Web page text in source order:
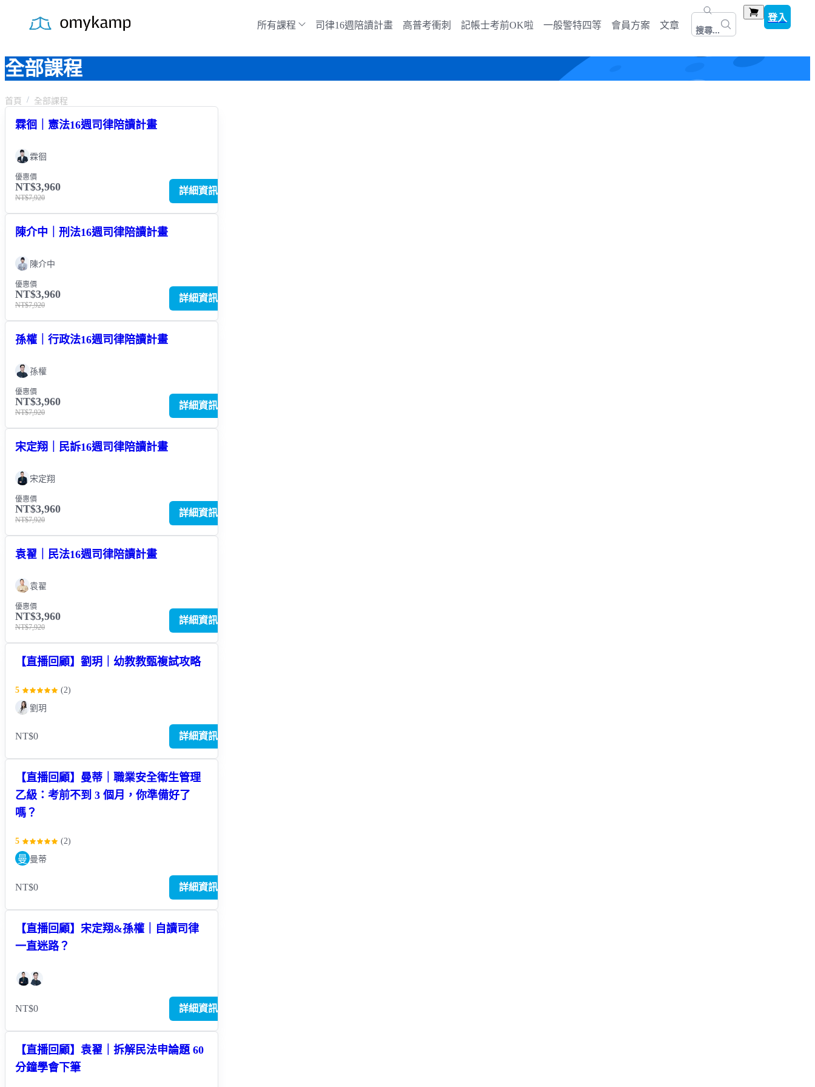
所有課程 司律16週陪讀計畫 高普考衝刺 記帳士考前OK啦 一般警特四等 會員方案 文章 搜尋...
登入
全部課程
首頁 全部課程
霖徊｜憲法16週司律陪讀計畫
霖徊
優惠價
NT$3,960
NT$7,920
詳細資訊
陳介中｜刑法16週司律陪讀計畫
陳介中
優惠價
NT$3,960
NT$7,920
詳細資訊
孫權｜行政法16週司律陪讀計畫
孫權
優惠價
NT$3,960
NT$7,920
詳細資訊
宋定翔｜民訴16週司律陪讀計畫
宋定翔
優惠價
NT$3,960
NT$7,920
詳細資訊
袁翟｜民法16週司律陪讀計畫
袁翟
優惠價
NT$3,960
NT$7,920
詳細資訊
【直播回顧】劉玥｜幼教教甄複試攻略
5 (2)
劉玥
NT$0 詳細資訊
【直播回顧】曼蒂｜職業安全衛生管理
乙級：考前不到 3 個月，你準備好了
嗎？
5 (2)
曼 曼蒂
NT$0 詳細資訊
【直播回顧】宋定翔&孫權｜自讀司律
一直迷路？
NT$0 詳細資訊
【直播回顧】袁翟｜拆解民法申論題 60
分鐘學會下筆